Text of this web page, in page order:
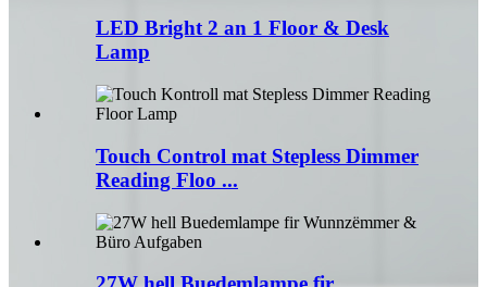
LED Bright 2 an 1 Floor & Desk
Lamp
Touch Control mat Stepless Dimmer
Reading Floo ...